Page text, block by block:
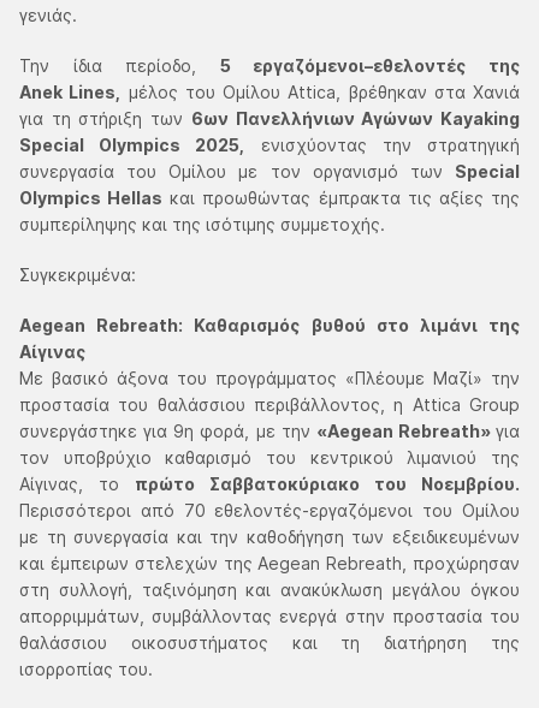
γενιάς.
Την ίδια περίοδο, 5 εργαζόμενοι–εθελοντές της
Anek Lines,
μέλος του Ομίλου Attica, βρέθηκαν στα Χανιά
για τη στήριξη των 6ων Πανελλήνιων Αγώνων Kayaking
Special Olympics 2025,
ενισχύοντας την στρατηγική
συνεργασία του Ομίλου με τον οργανισμό των Special
Olympics Hellas και προωθώντας έμπρακτα τις αξίες της
συμπερίληψης και της ισότιμης συμμετοχής.
Συγκεκριμένα:
Aegean Rebreath: Καθαρισμός βυθού στο λιμάνι της
Αίγινας
Με βασικό άξονα του προγράμματος «Πλέουμε Μαζί» την
προστασία του θαλάσσιου περιβάλλοντος, η Attica Group
συνεργάστηκε για 9η φορά, με την «Aegean Rebreath» για
τον υποβρύχιο καθαρισμό του κεντρικού λιμανιού της
Αίγινας, το πρώτο Σαββατοκύριακο του Νοεμβρίου.
Περισσότεροι από 70 εθελοντές-εργαζόμενοι του Ομίλου
με τη συνεργασία και την καθοδήγηση των εξειδικευμένων
και έμπειρων στελεχών της Aegean Rebreath, προχώρησαν
στη συλλογή, ταξινόμηση και ανακύκλωση μεγάλου όγκου
απορριμμάτων, συμβάλλοντας ενεργά στην προστασία του
θαλάσσιου οικοσυστήματος και τη διατήρηση της
ισορροπίας του.